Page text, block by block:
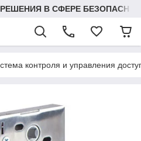
В СФЕРЕ
контроля и управления